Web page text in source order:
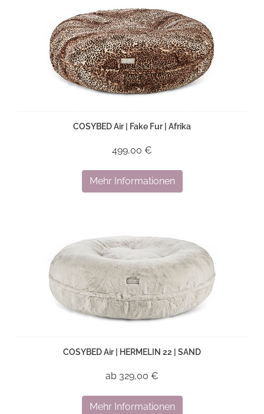
COSYBED Air | Fake Fur | Afrika
499,00 €
Mehr Informationen
COSYBED Air | HERMELIN 22 | SAND
ab 329,00 €
Mehr Informationen